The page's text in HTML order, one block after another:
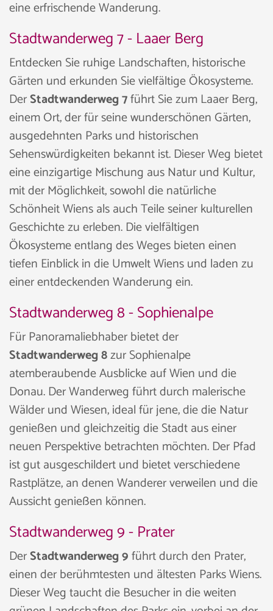
eine erfrischende Wanderung.
Stadtwanderweg 7 - Laaer Berg
Entdecken Sie ruhige Landschaften, historische
Gärten und erkunden Sie vielfältige Ökosysteme.
DerStadtwanderweg 7führt Sie zum Laaer Berg,
einem Ort, der für seine wunderschönen Gärten,
ausgedehnten Parks und historischen
Sehenswürdigkeiten bekannt ist. Dieser Weg bietet
eine einzigartige Mischung aus Natur und Kultur,
mit der Möglichkeit, sowohl die natürliche
Schönheit Wiens als auch Teile seiner kulturellen
Geschichte zu erleben. Die vielfältigen
Ökosysteme entlang des Weges bieten einen
tiefen Einblick in die Umwelt Wiens und laden zu
einer entdeckenden Wanderung ein.
Stadtwanderweg 8 - Sophienalpe
Für Panoramaliebhaber bietet der
Stadtwanderweg 8zur Sophienalpe
atemberaubende Ausblicke auf Wien und die
Donau. Der Wanderweg führt durch malerische
Wälder und Wiesen, ideal für jene, die die Natur
genießen und gleichzeitig die Stadt aus einer
neuen Perspektive betrachten möchten. Der Pfad
ist gut ausgeschildert und bietet verschiedene
Rastplätze, an denen Wanderer verweilen und die
Aussicht genießen können.
Stadtwanderweg 9 - Prater
DerStadtwanderweg 9führt durch den Prater,
einen der berühmtesten und ältesten Parks Wiens.
Dieser Weg taucht die Besucher in die weiten